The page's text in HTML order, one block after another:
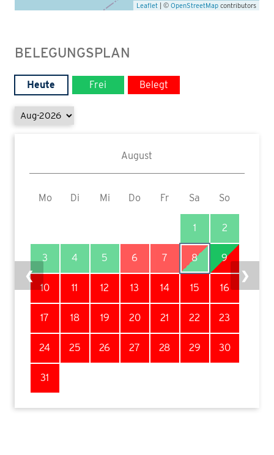
Leaflet | ©OpenStreetMap contributors
BELEGUNGSPLAN
Heute Frei Belegt
August
Mo Di Mi Do Fr Sa So
1 2
3 4 5 6 7 8 9
10 11 12 13 14 15 16
17 18 19 20 21 22 23
24 25 26 27 28 29 30
31
❮ ❯